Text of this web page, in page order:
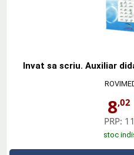
Invat sa scriu. Auxiliar
8,02
PRP:
stoc